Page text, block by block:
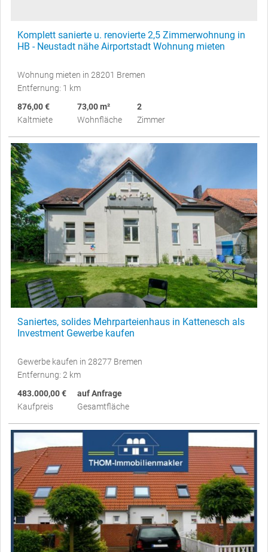
Komplett sanierte u. renovierte 2,5 Zimmerwohnung in
HB - Neustadt nähe Airportstadt Wohnung mieten
Wohnung mieten in 28201 Bremen
Entfernung: 1 km
876,00 €
Kaltmiete
73,00 m²
Wohnfläche
2
Zimmer
Saniertes, solides Mehrparteienhaus in Kattenesch als
Investment Gewerbe kaufen
Gewerbe kaufen in 28277 Bremen
Entfernung: 2 km
483.000,00 €
Kaufpreis
auf Anfrage
Gesamtfläche